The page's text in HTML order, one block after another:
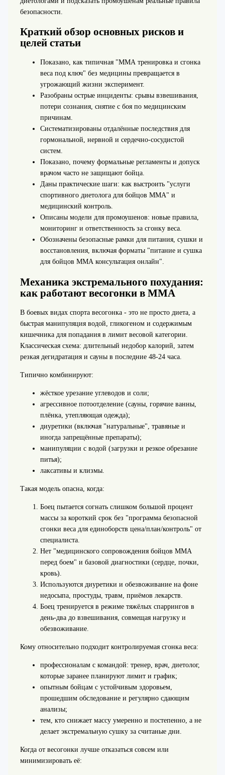
безопасности.
Краткий обзор основных рисков и
целей статьи
Показано, как типичная "ММА тренировка и сгонка
веса под ключ" без медицины превращается в
угрожающий жизни эксперимент.
Разобраны острые инциденты: срывы взвешивания,
потери сознания, снятие с боя по медицинским
причинам.
Систематизированы отдалённые последствия для
гормональной, нервной и сердечно-сосудистой
систем.
Показано, почему формальные регламенты и допуск
врачом часто не защищают бойца.
Даны практические шаги: как выстроить "услуги
спортивного диетолога для бойцов ММА" и
медицинский контроль.
Описаны модели для промоушенов: новые правила,
мониторинг и ответственность за сгонку веса.
Обозначены безопасные рамки для питания, сушки и
восстановления, включая форматы "питание и сушка
для бойцов ММА консультация онлайн".
Механика экстремального похудания:
как работают весогонки в ММА
В боевых видах спорта весогонка - это не просто диета, а
быстрая манипуляция водой, гликогеном и содержимым
кишечника для попадания в лимит весовой категории.
Классическая схема: длительный недобор калорий, затем
резкая дегидратация и сауны в последние 48-24 часа.
Типично комбинируют:
жёсткое урезание углеводов и соли;
агрессивное потоотделение (сауны, горячие ванны,
плёнка, утепляющая одежда);
диуретики (включая "натуральные", травяные и
иногда запрещённые препараты);
манипуляции с водой (загрузки и резкое обрезание
питья);
лаксативы и клизмы.
Такая модель опасна, когда:
Боец пытается согнать слишком большой процент
массы за короткий срок без "программа безопасной
сгонки веса для единоборств цена/план/контроль" от
специалиста.
Нет "медицинского сопровождения бойцов ММА
перед боем" и базовой диагностики (сердце, почки,
кровь).
Используются диуретики и обезвоживание на фоне
недосыпа, простуды, травм, приёмов лекарств.
Боец тренируется в режиме тяжёлых спаррингов в
день-два до взвешивания, совмещая нагрузку и
обезвоживание.
Кому относительно подходит контролируемая сгонка веса:
профессионалам с командой: тренер, врач, диетолог,
которые заранее планируют лимит и график;
опытным бойцам с устойчивым здоровьем,
прошедшим обследование и регулярно сдающим
анализы;
тем, кто снижает массу умеренно и постепенно, а не
делает экстремальную сушку за считаные дни.
Когда от весогонки лучше отказаться совсем или
минимизировать её: